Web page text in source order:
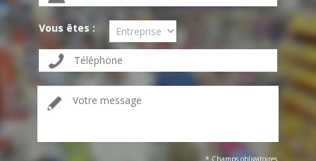
Vous êtes :
* Champs obligatoires